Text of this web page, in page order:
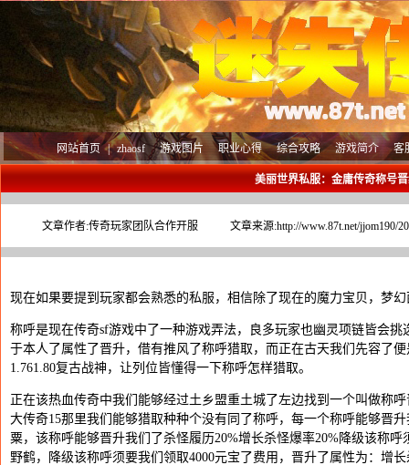
客
游戏简介
综合攻略
职业心得
游戏图片
zhaosf
网站首页 |
美丽世界私服：金庸传奇称号
文章作者:传奇玩家团队合作开服 文章来源:http://www.87t.net/jjom190/
现在如果要提到玩家都会熟悉的私服，相信除了现在的魔力宝贝，梦
称呼是现在传奇sf游戏中了一种游戏弄法，良多玩家也幽灵项链皆会
于本人了属性了晋升，借有推风了称呼猎取，而正在古天我们先容了
1.761.80复古战神，让列位皆懂得一下称呼怎样猎取。
正在该热血传奇中我们能够经过土乡盟重土城了左边找到一个叫做称
大传奇15那里我们能够猎取种种个没有同了称呼，每一个称呼能够晋
粟，该称呼能够晋升我们了杀怪履历20%增长杀怪爆率20%降级该称
野鹤，降级该称呼须要我们领取4000元宝了费用，晋升了属性为：增